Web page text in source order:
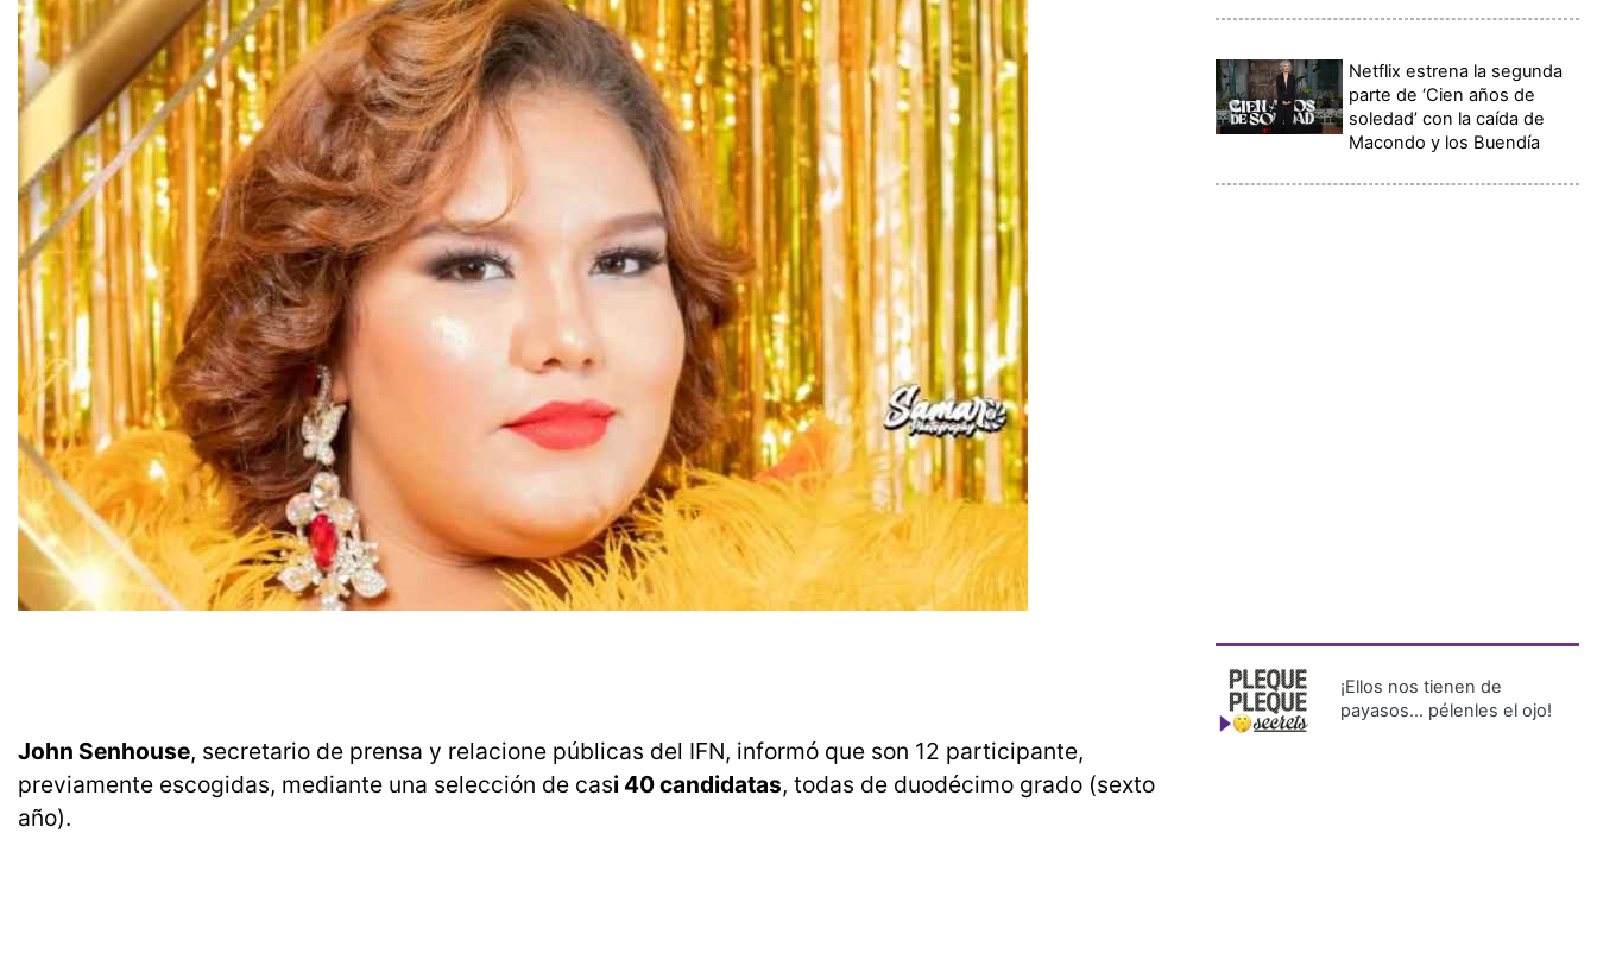
John Senhouse, secretario de prensa y relacione públicas del IFN, informó que son 12 participante,
previamente escogidas, mediante una selección de casi 40 candidatas, todas de duodécimo grado (sexto
año).
Netflix estrena la segunda
parte de ‘Cien años de
soledad’ con la caída de
Macondo y los Buendía
¡Ellos nos tienen de
payasos… pélenles el ojo!